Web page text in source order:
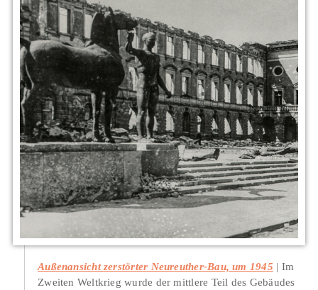
Außenansicht zerstörter Neureuther-Bau, um 1945
Im
Zweiten Weltkrieg wurde der mittlere Teil des Gebäudes